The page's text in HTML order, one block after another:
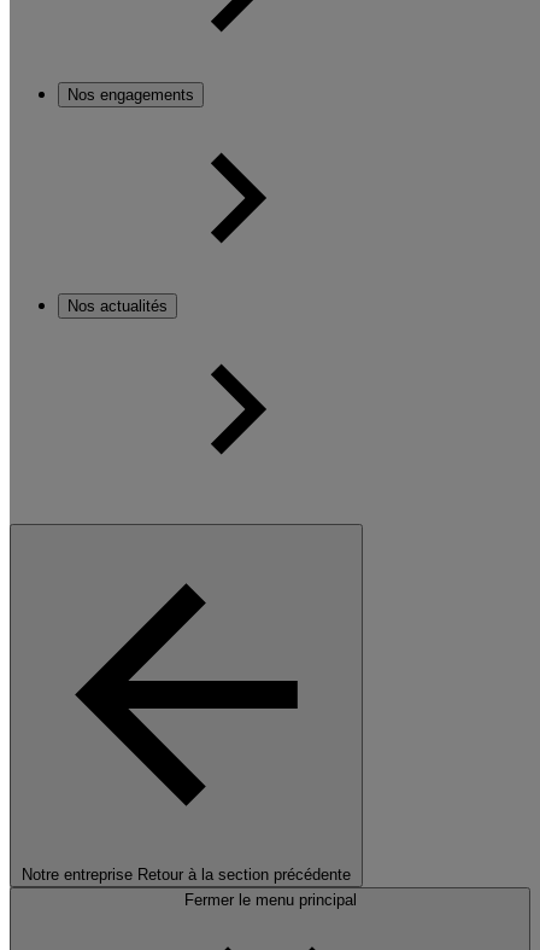
Nos engagements
Nos actualités
Notre entreprise Retour à la section précédente
Fermer le menu principal